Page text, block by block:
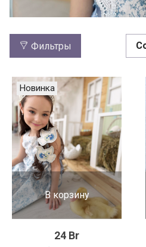
Фильтры
В корзину
Новинка
24 Br